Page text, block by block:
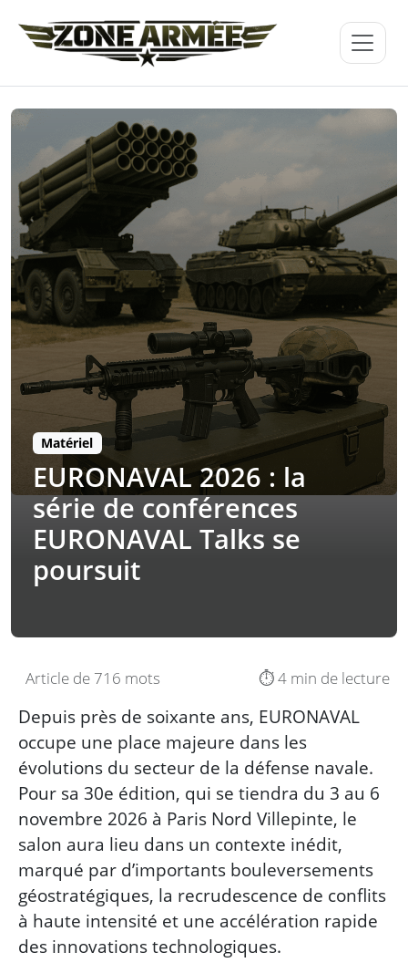
Matériel
EURONAVAL 2026 : la
série de conférences
EURONAVAL Talks se
poursuit
Article de 716 mots ⏱️ 4 min de lecture
Depuis près de soixante ans, EURONAVAL
occupe une place majeure dans les
évolutions du secteur de la défense navale.
Pour sa 30e édition, qui se tiendra du 3 au 6
novembre 2026 à Paris Nord Villepinte, le
salon aura lieu dans un contexte inédit,
marqué par d’importants bouleversements
géostratégiques, la recrudescence de conflits
à haute intensité et une accélération rapide
des innovations technologiques.